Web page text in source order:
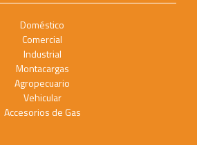
Doméstico
Comercial
Industrial
Montacargas
Agropecuario
Vehicular
Accesorios de Gas